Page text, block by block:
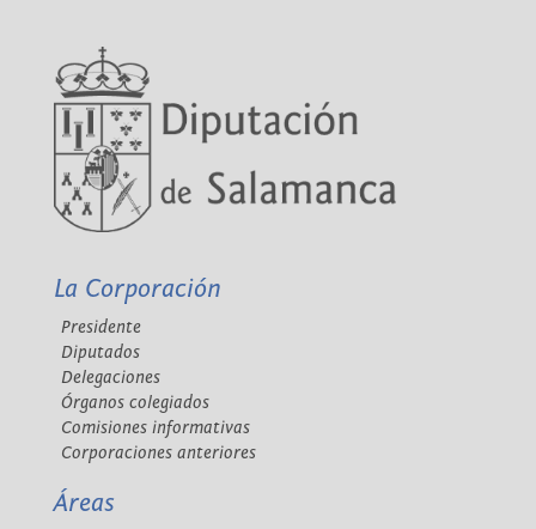
La Corporación
Presidente
Diputados
Delegaciones
Órganos colegiados
Comisiones informativas
Corporaciones anteriores
Áreas